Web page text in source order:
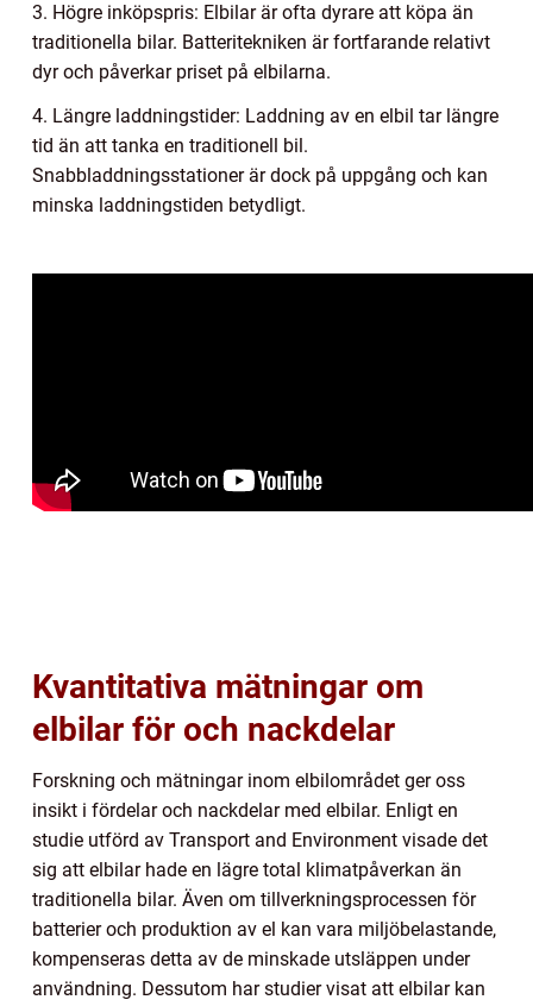
3. Högre inköpspris: Elbilar är ofta dyrare att köpa än
traditionella bilar. Batteritekniken är fortfarande relativt
dyr och påverkar priset på elbilarna.
4. Längre laddningstider: Laddning av en elbil tar längre
tid än att tanka en traditionell bil.
Snabbladdningsstationer är dock på uppgång och kan
minska laddningstiden betydligt.
Kvantitativa mätningar om
elbilar för och nackdelar
Forskning och mätningar inom elbilområdet ger oss
insikt i fördelar och nackdelar med elbilar. Enligt en
studie utförd av Transport and Environment visade det
sig att elbilar hade en lägre total klimatpåverkan än
traditionella bilar. Även om tillverkningsprocessen för
batterier och produktion av el kan vara miljöbelastande,
kompenseras detta av de minskade utsläppen under
användning. Dessutom har studier visat att elbilar kan